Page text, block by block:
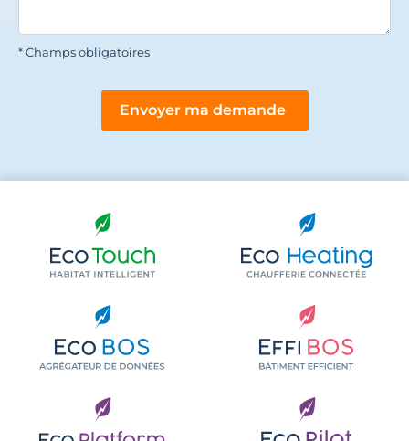
* Champs obligatoires
Envoyer ma demande